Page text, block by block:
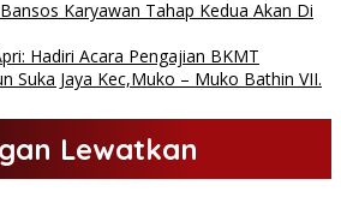
Karyawan Tahap Kedua Akan Di
Hadiri Acara Pengajian BKMT
Suka Jaya Kec,Muko – Muko Bathin VII.
Lewatkan